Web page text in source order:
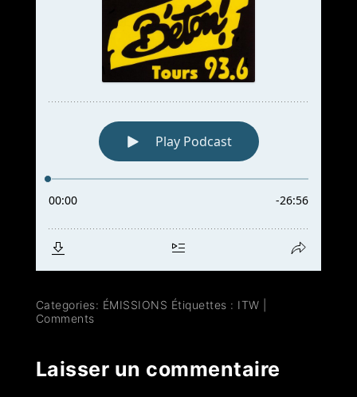
Categories: ÉMISSIONS Étiquettes : ITW
Comments
Laisser un commentaire